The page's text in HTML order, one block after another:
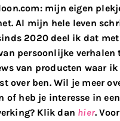
mijn eigen
Al mijn hele leven
2020 deel ik dat
persoonlijke verhalen
van producten waar ik
over ben. Wil je meer
of heb je interesse in een
Klik dan hier.